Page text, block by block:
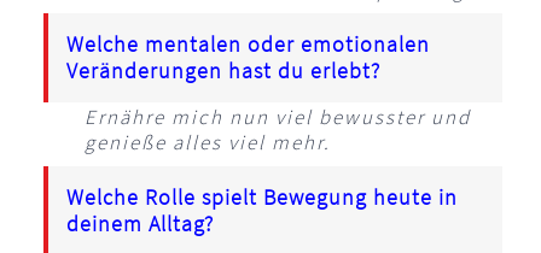
Welche mentalen oder emotionalen
Veränderungen hast du erlebt?
Ernähre mich nun viel bewusster und
genieße alles viel mehr.
Welche Rolle spielt Bewegung heute in
deinem Alltag?